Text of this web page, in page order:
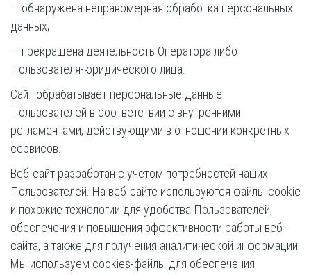
— обнаружена неправомерная обработка персональных
данных;
— прекращена деятельность Оператора либо
Пользователя-юридического лица.
Сайт обрабатывает персональные данные
Пользователей в соответствии с внутренними
регламентами, действующими в отношении конкретных
сервисов.
Веб-сайт разработан с учетом потребностей наших
Пользователей. На веб-сайте используются файлы cookie
и похожие технологии для удобства Пользователей,
обеспечения и повышения эффективности работы веб-
сайта, а также для получения аналитической информации.
Мы используем сookies-файлы для обеспечения